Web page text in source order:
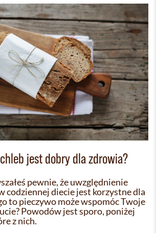
jest dobry dla zdrowia?
pewnie, że uwzględnienie
codziennej diecie jest korzystne dla
to pieczywo może wspomóc Twoje
Powodów jest sporo, poniżej
z nich.